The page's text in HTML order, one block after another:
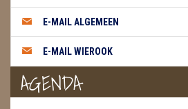
E-MAIL ALGEMEEN
E-MAIL WIEROOK
AGENDA